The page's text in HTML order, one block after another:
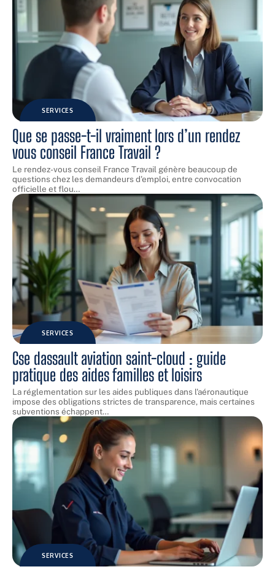
SERVICES
Que se passe-t-il vraiment lors d’un rendez
vous conseil France Travail ?
Le rendez-vous conseil France Travail génère beaucoup de
questions chez les demandeurs d'emploi, entre convocation
officielle et flou…
SERVICES
Cse dassault aviation saint-cloud : guide
pratique des aides familles et loisirs
La réglementation sur les aides publiques dans l'aéronautique
impose des obligations strictes de transparence, mais certaines
subventions échappent…
SERVICES